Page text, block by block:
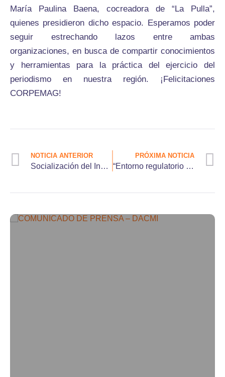
María Paulina Baena, cocreadora de “La Pulla”,
quienes presidieron dicho espacio. Esperamos poder
seguir estrechando lazos entre ambas
organizaciones, en busca de compartir conocimientos
y herramientas para la práctica del ejercicio del
periodismo en nuestra región. ¡Felicitaciones
CORPEMAG!
NOTICIA ANTERIOR
Socialización del Indicador de Rentabilidad Social en Comunicación.
PRÓXIMA NOTICIA
“Entorno regulatorio y políticas públicas para la sostenibilidad de los medios comunitarios en Colombia”.